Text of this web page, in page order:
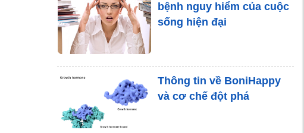
bệnh nguy hiểm của cuộc
sống hiện đại
Thông tin về BoniHappy
và cơ chế đột phá